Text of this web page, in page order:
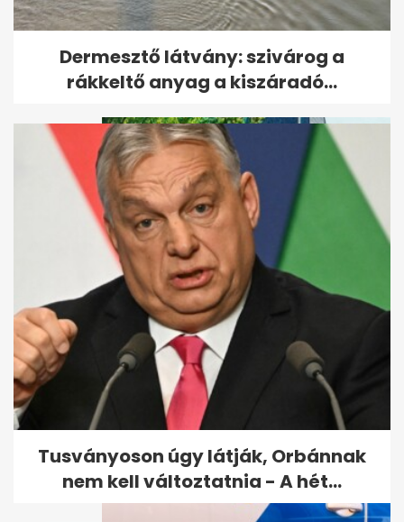
Újabb késelés
Németországban, hat sérült
Többféle drogot találtak a 19
éves lány szervezetében, aki...
Dermesztő látvány: szivárog a
rákkeltő anyag a kiszáradó...
Tusványoson úgy látják, Orbánnak
nem kell változtatnia - A hét...